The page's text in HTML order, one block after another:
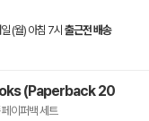
(월) 아침 7시 출근전 배송
(Paperback 20
이퍼백 세트